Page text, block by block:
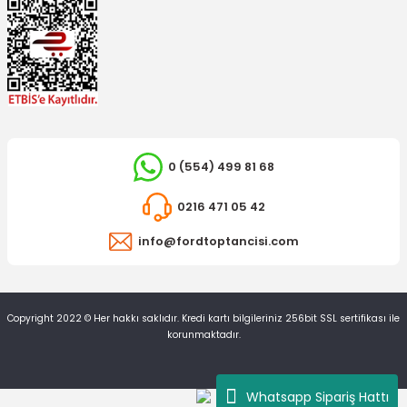
Whatsapp Sipariş Hattı
OTOSAN
2.811,09 TL
0 (554) 499 81 68
0216 471 05 42
info@fordtoptancisi.com
Copyright 2022 © Her hakkı saklıdır. Kredi kartı bilgileriniz 256bit SSL sertifikası ile
korunmaktadır.